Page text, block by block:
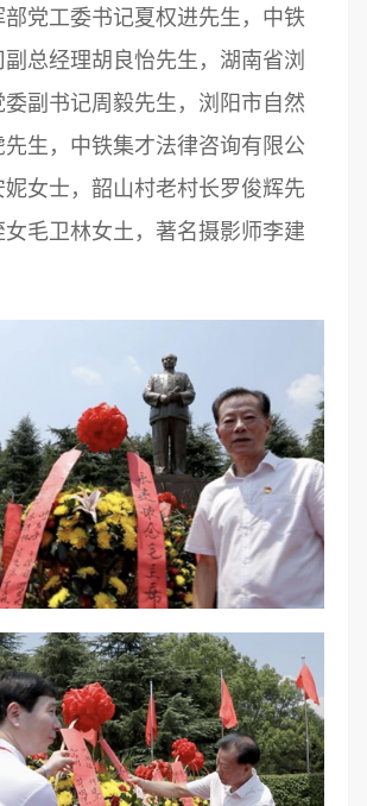
党工委书记夏权进先生，中铁
总经理胡良怡先生，湖南省浏
委副书记周毅先生，浏阳市自然
生，中铁集才法律咨询有限公
女士，韶山村老村长罗俊辉先
毛卫林女土，著名摄影师李建